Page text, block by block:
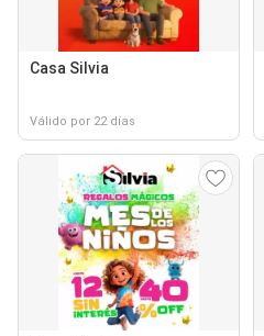
Casa Silvia
Válido por 22 días